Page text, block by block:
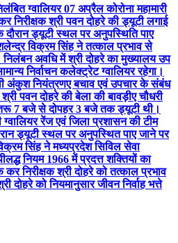
ग्वालियर 07 अप्रैल कोरोना महामारी
निरीक्षक श्री पवन दोहरे की ड्यूटी लगाई
दौरान ड्यूटी स्थल पर अनुपस्थिति पाए
विक्रम सिंह ने तत्काल प्रभाव से
निलंबन अवधि में श्री दोहरे का मुख्यालय उप
निर्वाचन कलेक्ट्रेट ग्वालियर रहेगा।
अंकुश नियंत्रणए बचाव एवं उपचार के संबंध
पवन दोहरे की बेला की बावड़ीए चौधरी
7 बजे से दोपहर 3 बजे तक ड्यूटी थी।
रेंज एवं जिला प्रशासन की टीम
ड्यूटी स्थल पर अनुपस्थित पाए जाने पर
सिंह ने मध्यप्रदेश सिविल सेवा
नियम 1966 में प्रदत्त शक्तियों का
कर निरीक्षक श्री दोहरे को तत्काल प्रभाव
दोहरे को नियमानुसार जीवन निर्वाह भत्ते